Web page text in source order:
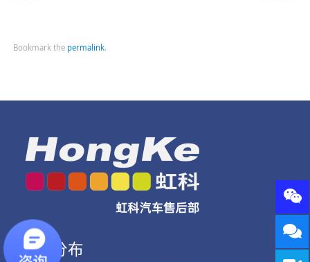
Bookmark the permalink.
公司分布